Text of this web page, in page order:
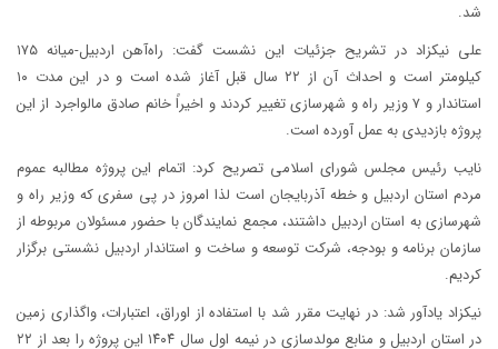
شد.
علی نیکزاد در تشریح جزئیات این نشست گفت: راه‌آهن اردبیل-میانه ۱۷۵
کیلومتر است و احداث آن از ۲۲ سال قبل آغاز شده است و در این مدت ۱۰
استاندار و ۷ وزیر راه و شهرسازی تغییر کردند و اخیراً خانم صادق مالواجرد از این
پروژه بازدیدی به عمل آورده است.
نایب رئیس مجلس شورای اسلامی تصریح کرد: اتمام این پروژه مطالبه عموم
مردم استان اردبیل و خطه آذربایجان است لذا امروز در پی سفری که وزیر راه و
شهرسازی به استان اردبیل داشتند، مجمع نمایندگان با حضور مسئولان مربوطه از
سازمان برنامه و بودجه، شرکت توسعه و ساخت و استاندار اردبیل نشستی برگزار
کردیم.
نیکزاد یادآور شد: در نهایت مقرر شد با استفاده از اوراق، اعتبارات، واگذاری زمین
در استان اردبیل و منابع مولدسازی در نیمه اول سال ۱۴۰۴ این پروژه را بعد از ۲۲